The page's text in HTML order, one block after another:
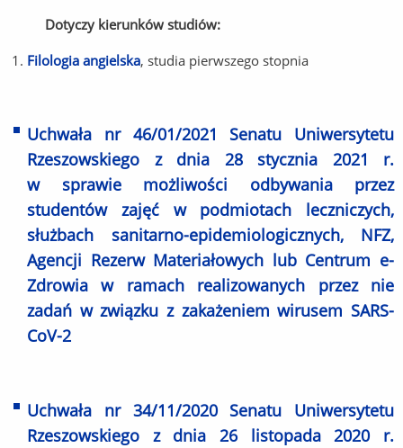
Dotyczy kierunków studiów:
Filologia angielska, studia pierwszego stopnia
Uchwała nr 46/01/2021 Senatu Uniwersytetu
Rzeszowskiego z dnia 28 stycznia 2021 r.
w sprawie możliwości odbywania przez
studentów zajęć w podmiotach leczniczych,
służbach sanitarno-epidemiologicznych, NFZ,
Agencji Rezerw Materiałowych lub Centrum e-
Zdrowia w ramach realizowanych przez nie
zadań w związku z zakażeniem wirusem SARS-
CoV-2
Uchwała nr 34/11/2020 Senatu Uniwersytetu
Rzeszowskiego z dnia 26 listopada 2020 r.